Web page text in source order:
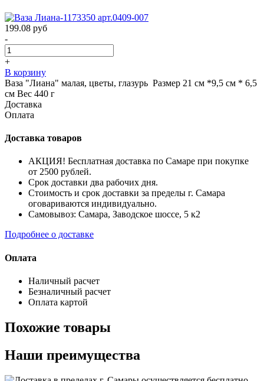
199.08 руб
-
+
В корзину
Ваза "Лиана" малая, цветы, глазурь Размер 21 см *9,5 см * 6,5
см Вес 440 г
Доставка
Оплата
Доставка товаров
АКЦИЯ! Бесплатная доставка по Самаре при покупке
от 2500 рублей.
Срок доставки два рабочих дня.
Стоимость и срок доставки за пределы г. Самара
оговариваются индивидуально.
Самовывоз: Самара, Заводское шоссе, 5 к2
Подробнее о доставке
Оплата
Наличный расчет
Безналичный расчет
Оплата картой
Похожие товары
Наши преимущества